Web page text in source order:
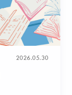
2026.05.30